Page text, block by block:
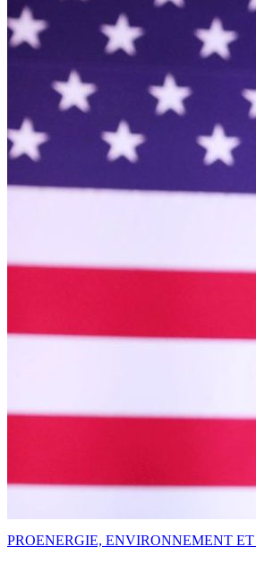
PROENERGIE, ENVIRONNEMENT